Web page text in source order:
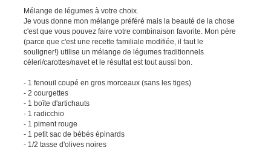
Mélange de légumes à votre choix.
Je vous donne mon mélange préféré mais la beauté de la chose
c'est que vous pouvez faire votre combinaison favorite. Mon père
(parce que c'est une recette familiale modifiée, il faut le
souligner!) utilise un mélange de légumes traditionnels
céleri/carottes/navet et le résultat est tout aussi bon.
- 1 fenouil coupé en gros morceaux (sans les tiges)
- 2 courgettes
- 1 boîte d'artichauts
- 1 radicchio
- 1 piment rouge
- 1 petit sac de bébés épinards
- 1/2 tasse d'olives noires